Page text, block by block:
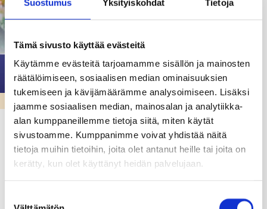
Suostumus Yksityiskohdat Tietoja
Tämä sivusto käyttää evästeitä
Käytämme evästeitä tarjoamamme sisällön ja mainosten
räätälöimiseen, sosiaalisen median ominaisuuksien
tukemiseen ja kävijämäärämme analysoimiseen. Lisäksi
jaamme sosiaalisen median, mainosalan ja analytiikka-
alan kumppaneillemme tietoja siitä, miten käytät
sivustoamme. Kumppanimme voivat yhdistää näitä
tietoja muihin tietoihin, joita olet antanut heille tai joita on
kerätty, kun olet käyttänyt heidän palvelujaan.
VARHAISKASVATUS & ESIKOULU
Oletko kiinnostunut Raaseporin
varhaiskasvatuksen sijaisuuksista?
05.05.25